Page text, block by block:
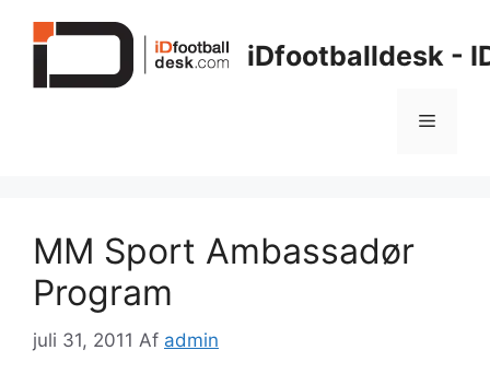
iDfootballdesk -
Menu
MM Sport Ambassadør
Program
juli 31, 2011 Af admin